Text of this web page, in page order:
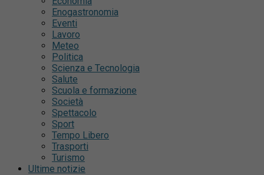
Enogastronomia
Eventi
Lavoro
Meteo
Politica
Scienza e Tecnologia
Salute
Scuola e formazione
Società
Spettacolo
Sport
Tempo Libero
Trasporti
Turismo
Ultime notizie